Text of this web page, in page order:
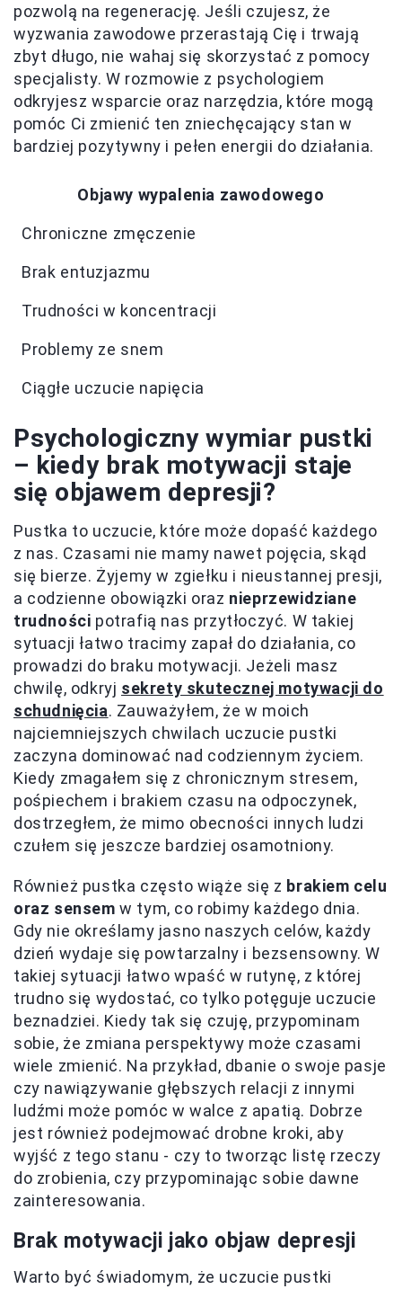
pozwolą na regenerację. Jeśli czujesz, że
wyzwania zawodowe przerastają Cię i trwają
zbyt długo, nie wahaj się skorzystać z pomocy
specjalisty. W rozmowie z psychologiem
odkryjesz wsparcie oraz narzędzia, które mogą
pomóc Ci zmienić ten zniechęcający stan w
bardziej pozytywny i pełen energii do działania.
Objawy wypalenia zawodowego
Chroniczne zmęczenie
Brak entuzjazmu
Trudności w koncentracji
Problemy ze snem
Ciągłe uczucie napięcia
Psychologiczny wymiar pustki
– kiedy brak motywacji staje
się objawem depresji?
Pustka to uczucie, które może dopaść każdego
z nas. Czasami nie mamy nawet pojęcia, skąd
się bierze. Żyjemy w zgiełku i nieustannej presji,
a codzienne obowiązki oraz nieprzewidziane
trudności potrafią nas przytłoczyć. W takiej
sytuacji łatwo tracimy zapał do działania, co
prowadzi do braku motywacji. Jeżeli masz
chwilę, odkryj sekrety skutecznej motywacji do
schudnięcia. Zauważyłem, że w moich
najciemniejszych chwilach uczucie pustki
zaczyna dominować nad codziennym życiem.
Kiedy zmagałem się z chronicznym stresem,
pośpiechem i brakiem czasu na odpoczynek,
dostrzegłem, że mimo obecności innych ludzi
czułem się jeszcze bardziej osamotniony.
Również pustka często wiąże się z brakiem celu
oraz sensem w tym, co robimy każdego dnia.
Gdy nie określamy jasno naszych celów, każdy
dzień wydaje się powtarzalny i bezsensowny. W
takiej sytuacji łatwo wpaść w rutynę, z której
trudno się wydostać, co tylko potęguje uczucie
beznadziei. Kiedy tak się czuję, przypominam
sobie, że zmiana perspektywy może czasami
wiele zmienić. Na przykład, dbanie o swoje pasje
czy nawiązywanie głębszych relacji z innymi
ludźmi może pomóc w walce z apatią. Dobrze
jest również podejmować drobne kroki, aby
wyjść z tego stanu - czy to tworząc listę rzeczy
do zrobienia, czy przypominając sobie dawne
zainteresowania.
Brak motywacji jako objaw depresji
Warto być świadomym, że uczucie pustki